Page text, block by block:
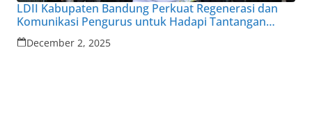
LDII Kabupaten Bandung Perkuat Regenerasi dan
Komunikasi Pengurus untuk Hadapi Tantangan
Zaman
December 2, 2025